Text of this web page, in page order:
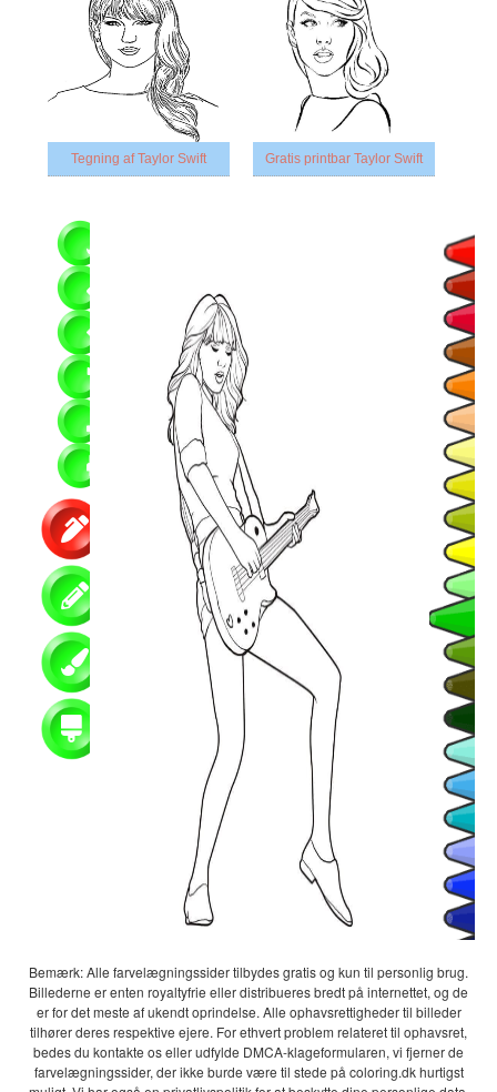
Tegning af Taylor Swift Gratis printbar Taylor Swift
Bemærk: Alle farvelægningssider tilbydes gratis og kun til personlig brug.
Billederne er enten royaltyfrie eller distribueres bredt på internettet, og de
er for det meste af ukendt oprindelse. Alle ophavsrettigheder til billeder
tilhører deres respektive ejere. For ethvert problem relateret til ophavsret,
bedes du kontakte os eller udfylde DMCA-klageformularen, vi fjerner de
farvelægningssider, der ikke burde være til stede på coloring.dk hurtigst